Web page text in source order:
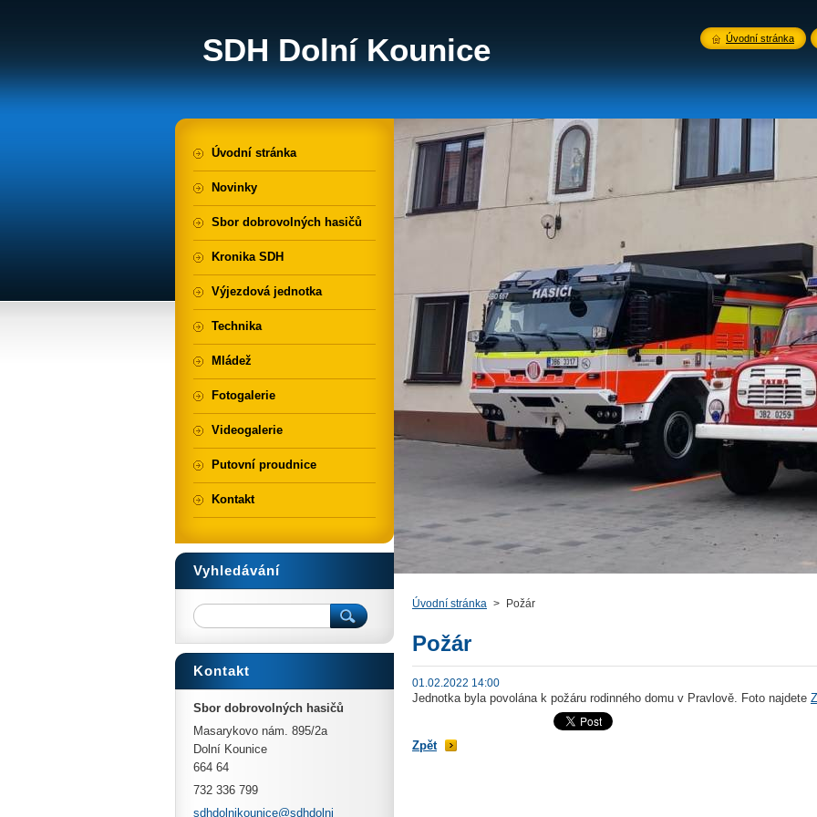
SDH Dolní Kounice
Úvodní stránka > Požár
Požár
01.02.2022 14:00
Jednotka byla povolána k požáru rodinného domu v Pravlově. Foto najdete
Zpět
Úvodní stránka
Novinky
Sbor dobrovolných hasičů
Kronika SDH
Výjezdová jednotka
Technika
Mládež
Fotogalerie
Videogalerie
Putovní proudnice
Kontakt
Vyhledávání
Kontakt
Sbor dobrovolných hasičů
Masarykovo nám. 895/2a
Dolní Kounice
664 64
732 336 799
sdhdolni kounice@sdhdolni
Úvodní stránka